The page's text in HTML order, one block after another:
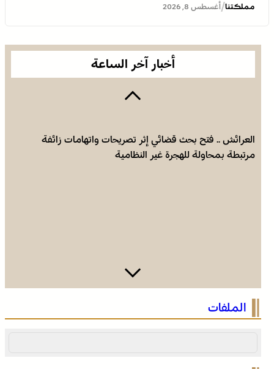
مملكتنا/ أغسطس 8, 2026
أخبار آخر الساعة
المرحوم مُّحمد العمراني
العرائش .. فتح بحث قضائي إثر تصريحات واتهامات زائفة
مرتبطة بمحاولة للهجرة غير النظامية
الصحراء المغربية .. كولومبيا تعلن تغييرا في موقفها وتعترف
بسيادة المغرب على صحرائه
الملفات